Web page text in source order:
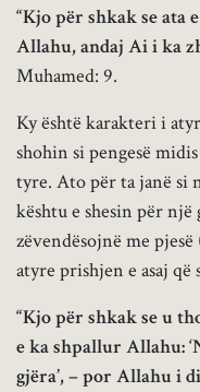
“Kjo për shkak se ata
Allahu, andaj Ai i ka
Muhamed: 9.
Ky është karakteri i
shohin si pengesë
tyre. Ato për ta janë si
kështu e shesin për
zëvendësojnë me pjesë
atyre prishjen e asaj që
“Kjo për shkak se u
e ka shpallur Allahu:
gjëra’, – por Allahu i